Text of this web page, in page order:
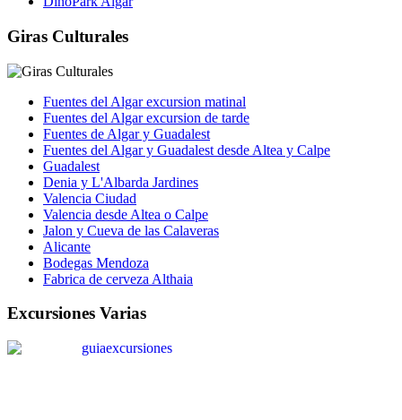
Giras Culturales
Fuentes del Algar excursion matinal
Fuentes del Algar excursion de tarde
Fuentes de Algar y Guadalest
Fuentes del Algar y Guadalest desde Altea y Calpe
Guadalest
Denia y L'Albarda Jardines
Valencia Ciudad
Valencia desde Altea o Calpe
Jalon y Cueva de las Calaveras
Alicante
Bodegas Mendoza
Fabrica de cerveza Althaia
Excursiones Varias